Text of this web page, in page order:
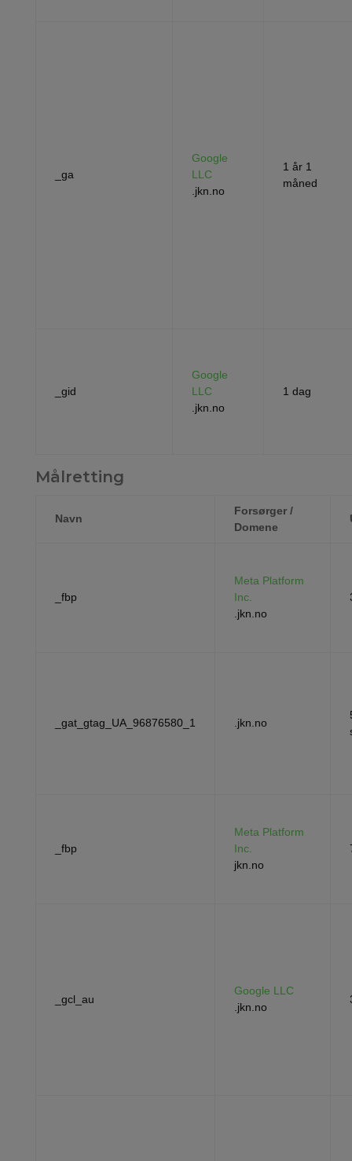
_ga
Google
LLC
.jkn.no
1 år 1
måned
_gid
Google
LLC
.jkn.no
1 dag
Målretting
Navn
Forsørger /
Domene
_fbp
Meta Platform
Inc.
.jkn.no
_gat_gtag_UA_96876580_1 .jkn.no
_fbp
Meta Platform
Inc.
jkn.no
_gcl_au
Google LLC
.jkn.no